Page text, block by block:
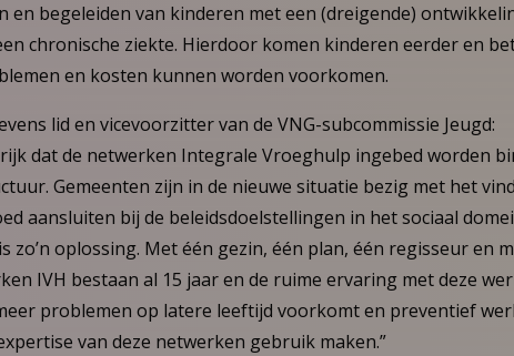
en begeleiden van kinderen met een (dreigende)
chronische ziekte. Hierdoor komen kinderen eerder en
en kosten kunnen worden voorkomen.
lid en vicevoorzitter van de VNG-subcommissie Jeugd:
dat de netwerken Integrale Vroeghulp ingebed worden
Gemeenten zijn in de nieuwe situatie bezig met het
aansluiten bij de beleidsdoelstellingen in het sociaal
zo’n oplossing. Met één gezin, één plan, één regisseur en
IVH bestaan al 15 jaar en de ruime ervaring met deze
problemen op latere leeftijd voorkomt en preventief
van deze netwerken gebruik maken.”